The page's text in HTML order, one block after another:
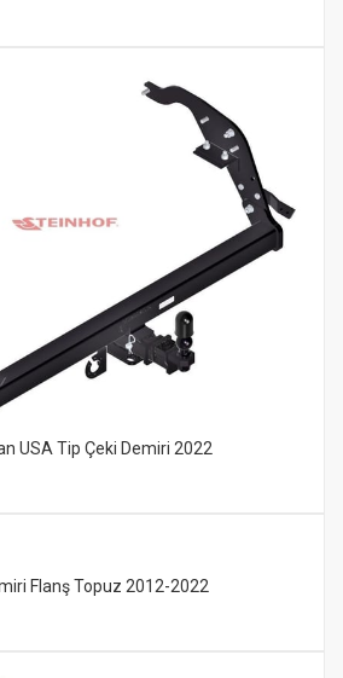
USA Tip Çeki Demiri 2022
Flanş Topuz 2012-2022